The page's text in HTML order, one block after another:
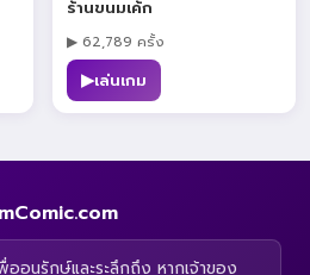
ร้านขนมเค้ก
▶ 62,789 ครั้ง
▶เล่นเกม
ออนุรักษ์และระลึกถึง หากเจ้าของ